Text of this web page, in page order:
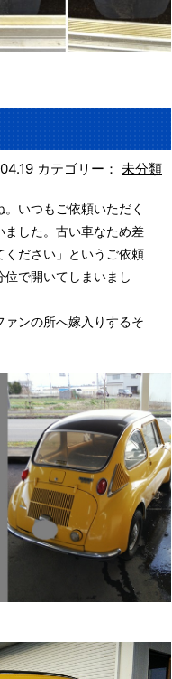
カテゴリー： 未分類
。いつもご依頼いただく
した。古い車なため差
ください」というご依頼
で開いてしまいまし
ンの所へ嫁入りするそ